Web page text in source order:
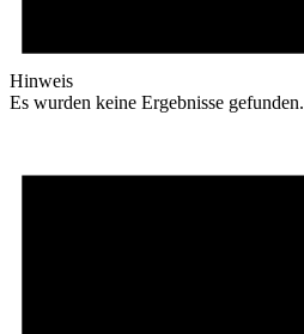
Hinweis
Es wurden keine Ergebnisse gefunden.